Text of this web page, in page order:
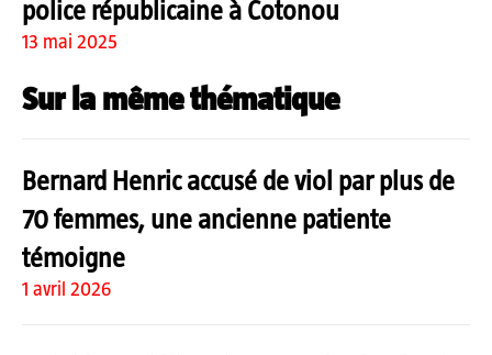
police républicaine à Cotonou
13 mai 2025
Sur la même thématique
Bernard Henric accusé de viol par plus de
70 femmes, une ancienne patiente
témoigne
1 avril 2026